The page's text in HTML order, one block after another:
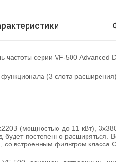
частоты серии VF-500 Advanced
(3 слота расширения)
(мощностью до 11 кВт),
постепенно расширяться.
со встроенным фильтром класса